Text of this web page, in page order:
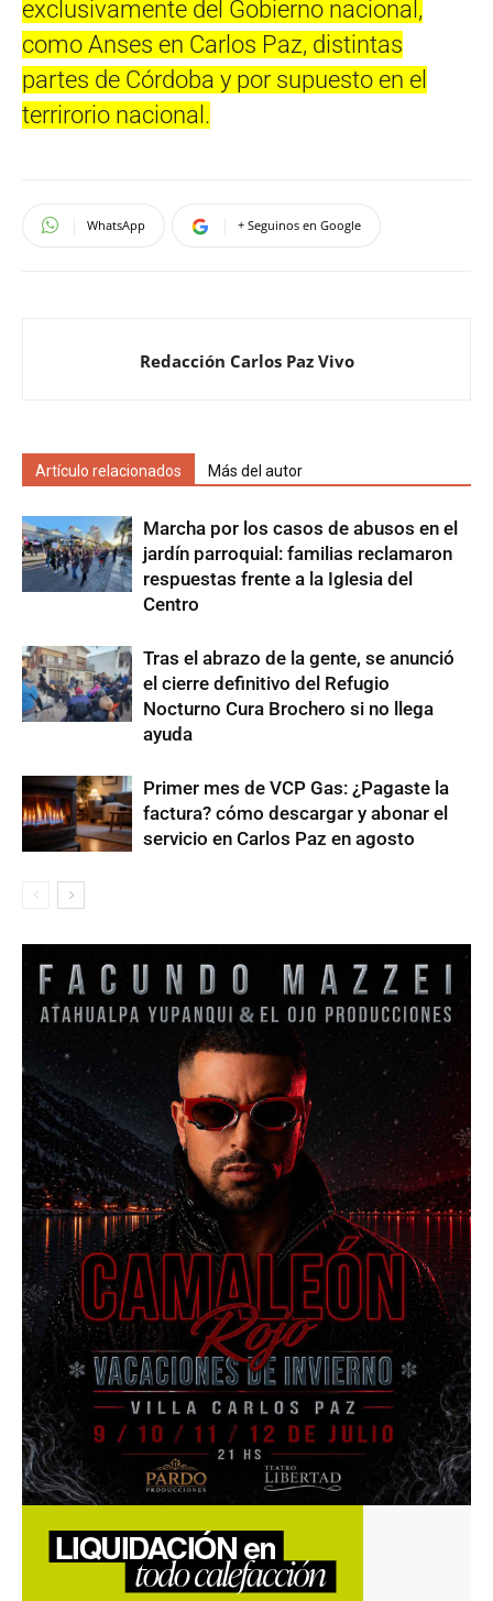
exclusivamente del Gobierno nacional,
como Anses en Carlos Paz, distintas
partes de Córdoba y por supuesto en el
terrirorio nacional.
WhatsApp + Seguinos en Google
Redacción Carlos Paz Vivo
Artículo relacionados Más del autor
Marcha por los casos de abusos en el
jardín parroquial: familias reclamaron
respuestas frente a la Iglesia del
Centro
Tras el abrazo de la gente, se anunció
el cierre definitivo del Refugio
Nocturno Cura Brochero si no llega
ayuda
Primer mes de VCP Gas: ¿Pagaste la
factura? cómo descargar y abonar el
servicio en Carlos Paz en agosto